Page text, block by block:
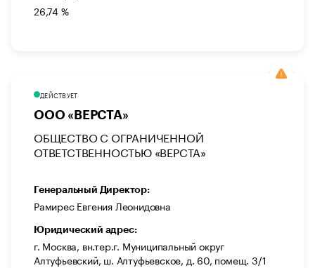
26,74 %
ДЕЙСТВУЕТ
ООО «ВЕРСТА»
ОБЩЕСТВО С ОГРАНИЧЕННОЙ
ОТВЕТСТВЕННОСТЬЮ «ВЕРСТА»
Генеральный Директор:
Рамирес Евгения Леонидовна
Юридический адрес:
г. Москва, вн.тер.г. Муниципальный округ
Алтуфьевский, ш. Алтуфьевское, д. 60, помещ. 3/1